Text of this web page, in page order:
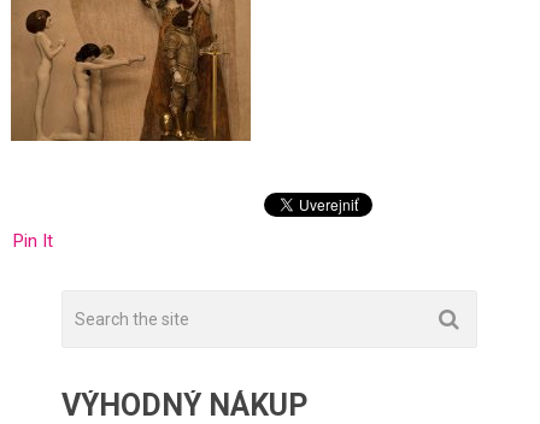
Pin It
VÝHODNÝ NÁKUP